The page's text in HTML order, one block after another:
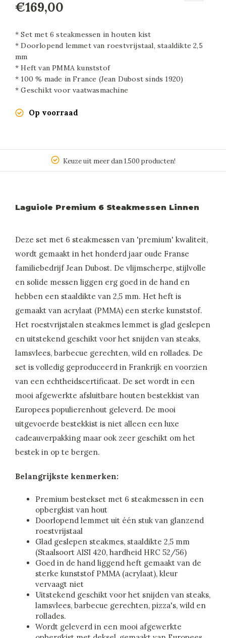
€169,00
* Set met 6 steakmessen in houten kist
* Doorlopend lemmet van roestvrijstaal, staaldikte 2,5
mm
* Heft van PMMA kunststof
* 100 % made in France (Jean Dubost sinds 1920)
* Geschikt voor vaatwasmachine
Op voorraad
Keuze uit meer dan 1.500 producten!
Laguiole Premium 6 Steakmessen Linnen
Deze set met 6 steakmessen van 'premium' kwaliteit,
wordt gemaakt in het honderd jaar oude Franse
familiebedrijf Jean Dubost. De vlijmscherpe, stijlvolle
en solide messen liggen erg goed in de hand en
hebben een staaldikte van 2,5 mm. Het heft is
gemaakt van acrylaat (PMMA) een sterke kunststof.
Het roestvrijstalen steakmes lemmet is glad geslepen
en uitstekend geschikt voor het snijden van steaks,
lamsvlees, barbecue gerechten, wild en rollades. De
set is volledig geproduceerd in Frankrijk en voorzien
van een echtheidscertificaat. De set wordt in een
mooi afgewerkte afsluitbare houten bestekkist van
Europees populierenhout geleverd. De mooi
uitgevoerde bestekkist is niet alleen een luxe
cadeauverpakking maar ook zeer geschikt om het
bestek in op te bergen.
Belangrijkste kenmerken:
Premium bestekset met 6 steakmessen in een
opbergkist van hout
Doorlopend lemmet uit één stuk van glanzend
roestvrijstaal
Glad geslepen steakmes, staaldikte 2,5 mm
(Staalsoort AISI 420, hardheid HRC 52/56)
Goed in de hand liggend heft gemaakt van de
sterke kunststof PMMA (acrylaat), kleur
vervaagt niet
Uitstekend geschikt voor het snijden van steaks,
lamsvlees, barbecue gerechten, pizza's, wild en
rollades.
Wordt geleverd in een mooi afgewerkte